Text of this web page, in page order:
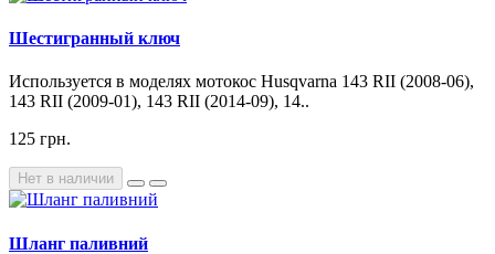
Шестигранный ключ
Используется в моделях мотокос Husqvarna 143 RII (2008-06),
143 RII (2009-01), 143 RII (2014-09), 14..
125 грн.
Нет в наличии
Шланг паливний